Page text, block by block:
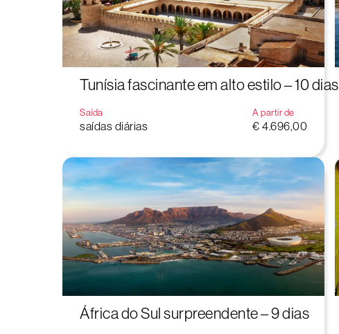
Tunísia fascinante em alto estilo – 10 dias
Saída
saídas diárias
A partir de
€ 4.696,00
África do Sul surpreendente – 9 dias